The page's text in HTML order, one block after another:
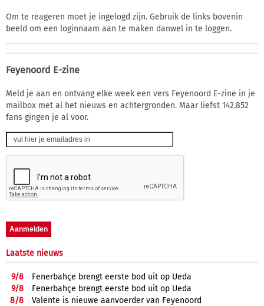
Om te reageren moet je ingelogd zijn. Gebruik de links bovenin
beeld om een loginnaam aan te maken danwel in te loggen.
Feyenoord E-zine
Meld je aan en ontvang elke week een vers Feyenoord E-zine in je
mailbox met al het nieuws en achtergronden. Maar liefst 142.852
fans gingen je al voor.
Laatste nieuws
9/8
Fenerbahçe brengt eerste bod uit op Ueda
9/8
Fenerbahçe brengt eerste bod uit op Ueda
8/8
Valente is nieuwe aanvoerder van Feyenoord